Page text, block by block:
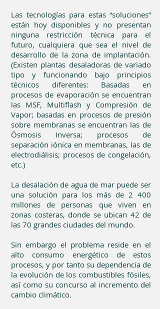
Las tecnologías para estas “soluciones”
están hoy disponibles y no presentan
ninguna restricción técnica para el
futuro, cualquiera que sea el nivel de
desarrollo de la zona de implantación.
(Existen plantas desaladoras de variado
tipo y funcionando bajo principios
técnicos diferentes: Basadas en
procesos de evaporación se encuentran
las MSF, Multiflash y Compresión de
Vapor; basadas en procesos de presión
sobre membranas se encuentran las de
Ósmosis Inversa; procesos de
separación iónica en membranas, las de
electrodiálisis; procesos de congelación,
etc.)
La desalación de agua de mar puede ser
una solución para los más de 2 400
millones de personas que viven en
zonas costeras, donde se ubican 42 de
las 70 grandes ciudades del mundo.
Sin embargo el problema reside en el
alto consumo energético de estos
procesos, y por tanto su dependencia de
la evolución de los combustibles fósiles,
así como su concurso al incremento del
cambio climático.